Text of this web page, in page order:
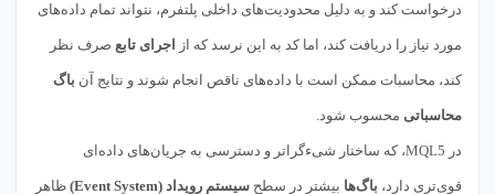
درخواست کند و به دلیل محدودیت‌های داخلی پلتفرم، نتواند تمام داده‌های
مورد نیاز را دریافت کند، اما کد به این نرسد که از اجرای تابع صرف نظر
کند، محاسبات ممکن است با داده‌های ناقص انجام شوند و نتایج آن باگ
محاسباتی محسوب شود.
در MQL5، که ساختار شیءگرا‌تر و دسترسی به جریان‌های داده‌ای
قوی‌تری دارد، باگ‌ها بیشتر در سطح سیستم رویداد (Event System) ظاهر